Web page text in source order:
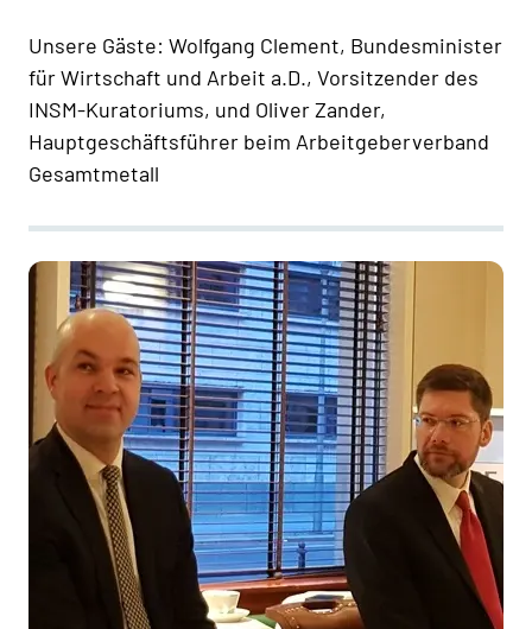
Unsere Gäste: Wolfgang Clement, Bundesminister
für Wirtschaft und Arbeit a.D., Vorsitzender des
INSM-Kuratoriums, und Oliver Zander,
Hauptgeschäftsführer beim Arbeitgeberverband
Gesamtmetall